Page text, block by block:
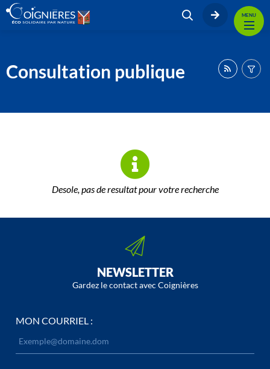
MENU
Consultation publique
Desole, pas de resultat pour votre recherche
NEWSLETTER
Gardez le contact avec Coignières
MON COURRIEL :